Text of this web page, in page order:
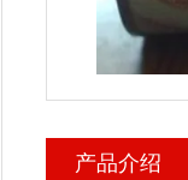
产品介绍